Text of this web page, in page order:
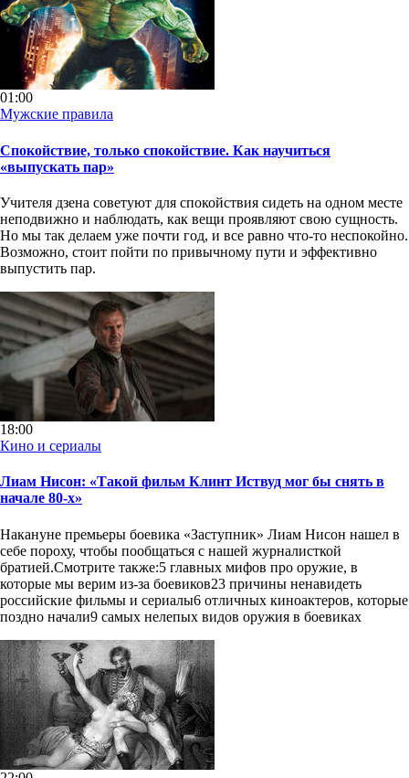
01:00
Мужские правила
Спокойствие, только спокойствие. Как научиться
«выпускать пар»
Учителя дзена советуют для спокойствия сидеть на одном месте
неподвижно и наблюдать, как вещи проявляют свою сущность.
Но мы так делаем уже почти год, и все равно что-то неспокойно.
Возможно, стоит пойти по привычному пути и эффективно
выпустить пар.
18:00
Кино и сериалы
Лиам Нисон: «Такой фильм Клинт Иствуд мог бы снять в
начале 80-х»
Накануне премьеры боевика «Заступник» Лиам Нисон нашел в
себе пороху, чтобы пообщаться с нашей журналисткой
братией.Смотрите также:5 главных мифов про оружие, в
которые мы верим из-за боевиков23 причины ненавидеть
российские фильмы и сериалы6 отличных киноактеров, которые
поздно начали9 cамых нелепых видов оружия в боевиках